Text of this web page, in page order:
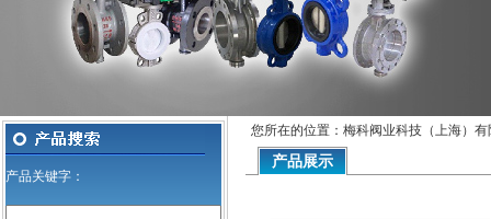
产品关键字：
您所在的位置：梅科阀业科技（上海）
产品展示